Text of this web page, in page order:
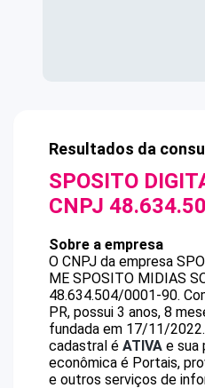
Resultados da
SPOSITO
CNPJ
Sobre a empresa
O CNPJ da empresa
ME SPOSITO MIDIAS
48.634.504/0001-90.
PR, possui 3 anos, 8
fundada em 17/11/2022.
cadastral é ATIVA e sua
econômica é Portais,
e outros serviços de